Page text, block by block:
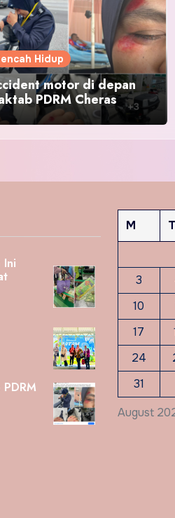
Hidup
motor di depan
PDRM Cheras
Ini
August
M T
3
10
17
24
31